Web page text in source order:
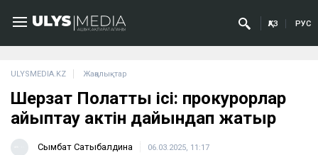
ҚАЗ РУС
ULYSMEDIA.KZ Жаңалықтар
Шерзат Полаттың ісі: прокурорлар
айыптау актін дайындап жатыр
Сымбат Сатыбалдина 06.03.2025, 11:17